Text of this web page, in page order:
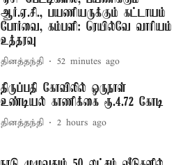
ஆர்.ஏ.சி., பயணியருக்கும் கட்டாயம்
போர்வை, கம்பளி: ரெயில்வே வாரியம்
உத்தரவு
தினத்தந்தி 52 minutes ago
திருப்பதி கோவிலில் ஒருநாள்
உண்டியல் காணிக்கை ரூ.4.72 கோடி
தினத்தந்தி 2 hours ago